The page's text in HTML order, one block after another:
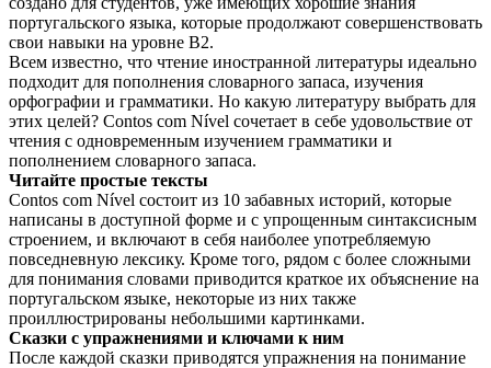
португальского языка, которые продолжают совершенствовать
свои навыки на уровне B2.
Всем известно, что чтение иностранной литературы идеально
подходит для пополнения словарного запаса, изучения
орфографии и грамматики. Но какую литературу выбрать для
этих целей? Contos com Nível сочетает в себе удовольствие от
чтения с одновременным изучением грамматики и
пополнением словарного запаса.
Читайте простые тексты
Contos com Nível состоит из 10 забавных историй, которые
написаны в доступной форме и с упрощенным синтаксисным
строением, и включают в себя наиболее употребляемую
повседневную лексику. Кроме того, рядом с более сложными
для понимания словами приводится краткое их объяснение на
португальском языке, некоторые из них также
проиллюстрированы небольшими картинками.
Сказки с упражнениями и ключами к ним
После каждой сказки приводятся упражнения на понимание